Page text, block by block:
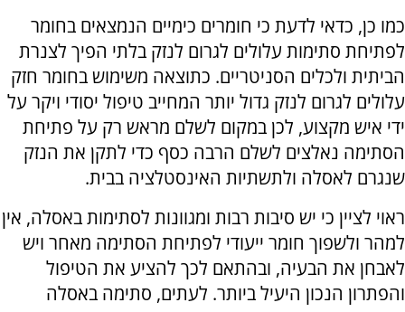
כמו כן, כדאי לדעת כי חומרים כימיים הנמצאים בחומר
לפתיחת סתימות עלולים לגרום לנזק בלתי הפיך לצנרת
הביתית ולכלים הסניטריים. כתוצאה משימוש בחומר חזק
עלולים לגרום לנזק גדול יותר המחייב טיפול יסודי ויקר על
ידי איש מקצוע, לכן במקום לשלם מראש רק על פתיחת
הסתימה נאלצים לשלם הרבה כסף כדי לתקן את הנזק
שנגרם לאסלה ולתשתיות האינסטלציה בבית.
ראוי לציין כי יש סיבות רבות ומגוונות לסתימות באסלה, אין
למהר ולשפוך חומר ייעודי לפתיחת הסתימה מאחר ויש
לאבחן את הבעיה, ובהתאם לכך להציע את הטיפול
והפתרון הנכון היעיל ביותר. לעתים, סתימה באסלה